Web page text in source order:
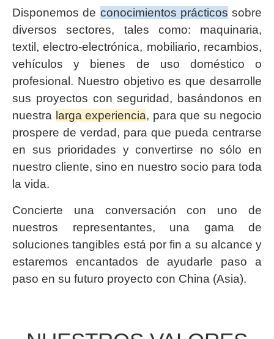
Disponemos de conocimientos prácticos sobre
diversos sectores, tales como: maquinaria,
textil, electro-electrónica, mobiliario, recambios,
vehículos y bienes de uso doméstico o
profesional. Nuestro objetivo es que desarrolle
sus proyectos con seguridad, basándonos en
nuestra larga experiencia, para que su negocio
prospere de verdad, para que pueda centrarse
en sus prioridades y convertirse no sólo en
nuestro cliente, sino en nuestro socio para toda
la vida.
Concierte una conversación con uno de
nuestros representantes, una gama de
soluciones tangibles está por fin a su alcance y
estaremos encantados de ayudarle paso a
paso en su futuro proyecto con China (Asia).